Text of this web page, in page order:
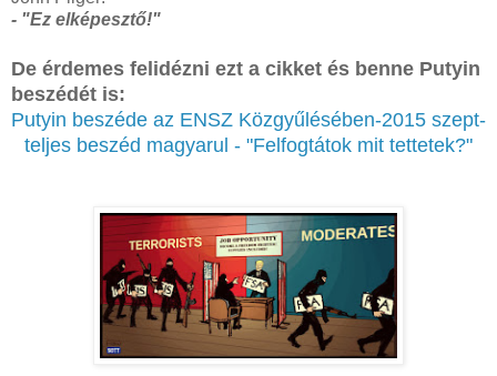
- "Ez elképesztő!"
De érdemes felidézni ezt a cikket és benne Putyin
beszédét is:
Putyin beszéde az ENSZ Közgyűlésében-2015 szept-
teljes beszéd magyarul - "Felfogtátok mit tettetek?"